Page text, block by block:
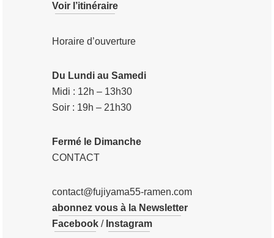
Voir l’itinéraire
Horaire d’ouverture
Du Lundi au Samedi
Midi : 12h – 13h30
Soir : 19h – 21h30
Fermé le Dimanche
CONTACT
contact@fujiyama55-ramen.com
abonnez vous à la Newsletter
Facebook / Instagram